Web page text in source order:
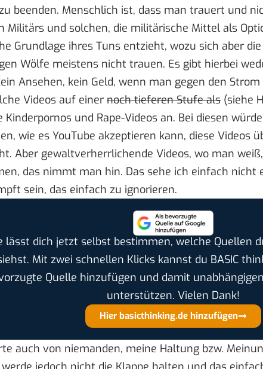
beenden. Menschlich ist, dass man trauert und
Militärs und solchen, die militärische Mittel als
Grundlage ihres Tuns entzieht, wozu sich aber
Wölfe meistens nicht trauen. Es gibt hierbei
Ansehen, kein Geld, wenn man gegen den
Videos auf einer noch tieferen Stufe als (siehe
Kinderpornos und Rape-Videos an. Bei diesen
wie es YouTube akzeptieren kann, diese Videos
Aber gewaltverherrlichende Videos, wo man
das nimmt man hin. Das sehe ich einfach nicht
sein, das einfach zu ignorieren.
lässt dich jetzt selbst bestimmen, welche Quellen
Mit zwei schnellen Klicks kannst du BASIC
Quelle hinzufügen und damit
unterstützen. Vielen Dank!
Hier basicthinking.de hinzufügen
auch von niemanden, meine Haltung bzw.